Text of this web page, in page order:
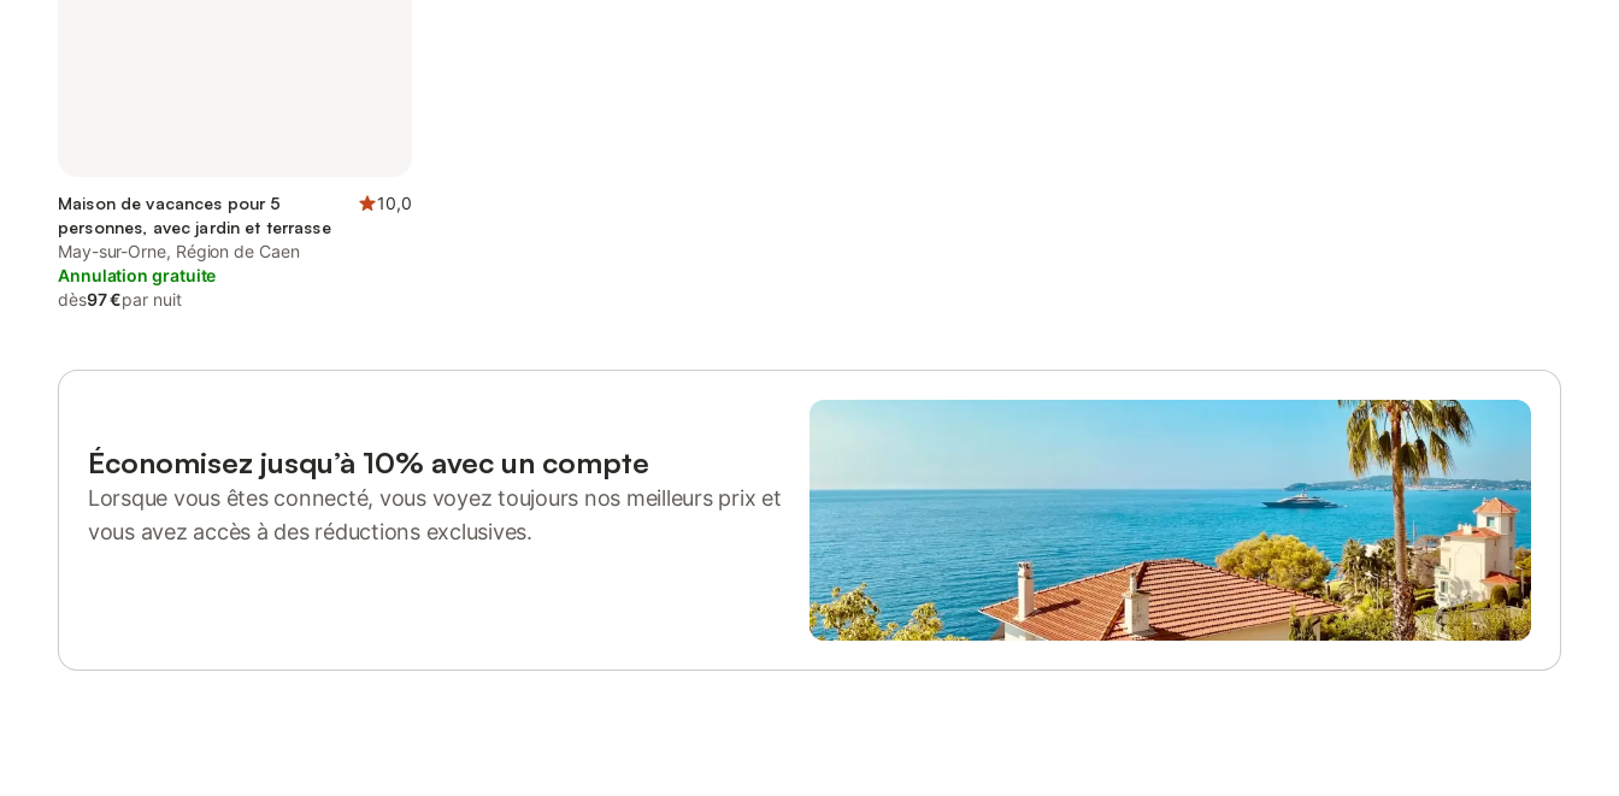
Maison de vacances pour 5
personnes, avec jardin et terrasse
10,0
May-sur-Orne, Région de Caen
Annulation gratuite
dès97 €par nuit
Économisez jusqu’à 10% avec un compte
Lorsque vous êtes connecté, vous voyez toujours nos meilleurs prix et
vous avez accès à des réductions exclusives.